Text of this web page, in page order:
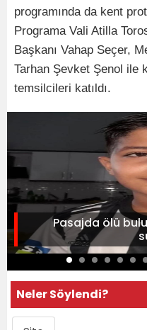
programında da kent
Programa Vali Atilla
Başkanı Vahap Seçer,
Tarhan Şevket Şenol ile
temsilcileri katıldı.
Pasajda ölü
Neler Söylendi?